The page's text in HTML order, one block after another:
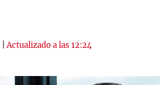
|Actualizado a las 12:24